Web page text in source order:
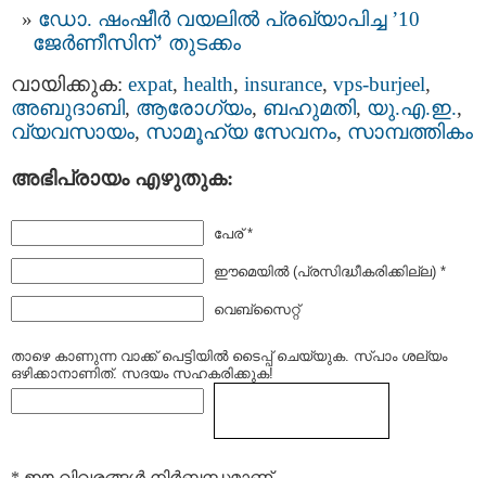
ഡോ. ഷംഷീർ വയലിൽ പ്രഖ്യാപിച്ച ’10
ജേർണീസിന്’ തുടക്കം
വായിക്കുക: expat, health, insurance, vps-burjeel,
അബുദാബി, ആരോഗ്യം, ബഹുമതി, യു.എ.ഇ.,
വ്യവസായം, സാമൂഹ്യ സേവനം, സാമ്പത്തികം
അഭിപ്രായം എഴുതുക:
പേര് *
ഈമെയില്‍ (പ്രസിദ്ധീകരിക്കില്ല) *
വെബ്സൈറ്റ്
താഴെ കാണുന്ന വാക്ക് പെട്ടിയില്‍ ടൈപ്പ്‌ ചെയ്യുക. സ്പാം ശല്യം
ഒഴിക്കാനാണിത്. സദയം സഹകരിക്കുക!